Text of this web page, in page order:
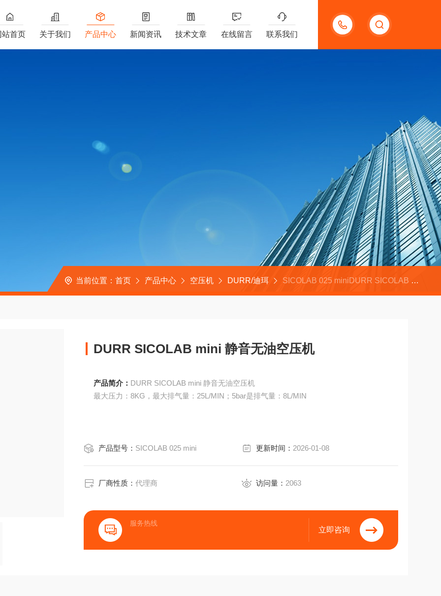
13585666743
站首页 关于我们 产品中心 新闻资讯 技术文章 在线留言 联系我们
当前位置： 首页 产品中心 空压机 DURR/迪珥 SICOLAB 025 miniDURR SICOLAB mini 静音无油空压机
DURR SICOLAB mini 静音无油空压机
产品简介： DURR SICOLAB mini 静音无油空压机
最大压力：8KG，最大排气量：25L/MIN；5bar是排气量：8L/MIN
产品型号： SICOLAB 025 mini 更新时间： 2026-01-08
厂商性质：代理商 访问量： 2063
服务热线
立即咨询